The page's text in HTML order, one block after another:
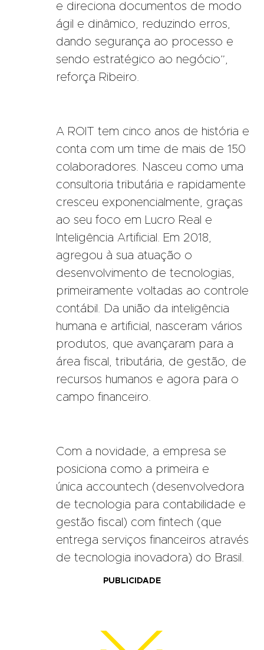
e direciona documentos de modo
ágil e dinâmico, reduzindo erros,
dando segurança ao processo e
sendo estratégico ao negócio”,
reforça Ribeiro.
A ROIT tem cinco anos de história e
conta com um time de mais de 150
colaboradores. Nasceu como uma
consultoria tributária e rapidamente
cresceu exponencialmente, graças
ao seu foco em Lucro Real e
Inteligência Artificial. Em 2018,
agregou à sua atuação o
desenvolvimento de tecnologias,
primeiramente voltadas ao controle
contábil. Da união da inteligência
humana e artificial, nasceram vários
produtos, que avançaram para a
área fiscal, tributária, de gestão, de
recursos humanos e agora para o
campo financeiro.
Com a novidade, a empresa se
posiciona como a primeira e
única accountech (desenvolvedora
de tecnologia para contabilidade e
gestão fiscal) com fintech (que
entrega serviços financeiros através
de tecnologia inovadora) do Brasil.
PUBLICIDADE